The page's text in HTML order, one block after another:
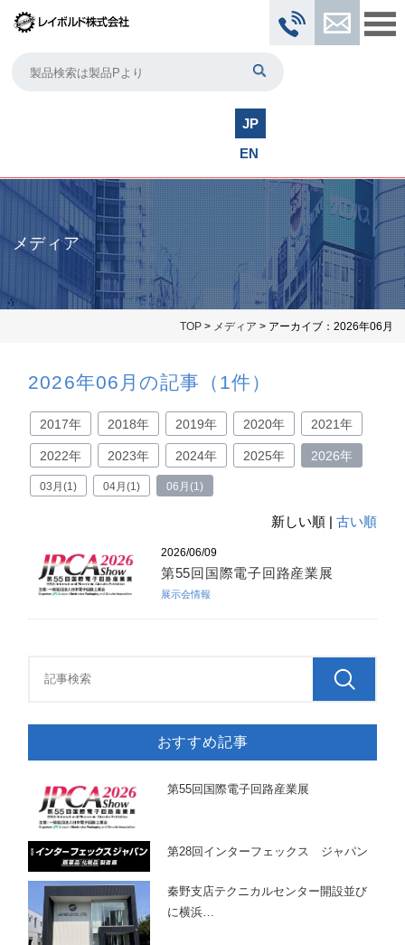
JP
EN
メディア
TOP> メディア > アーカイブ：2026年06月
2026年06月の記事（1件）
2017年 2018年 2019年 2020年 2021年
2022年 2023年 2024年 2025年 2026年
03月(1) 04月(1) 06月(1)
新しい順 | 古い順
2026/06/09
第55回国際電子回路産業展
展示会情報
おすすめ記事
第55回国際電子回路産業展
第28回インターフェックス ジャパン
秦野支店テクニカルセンター開設並び
に横浜